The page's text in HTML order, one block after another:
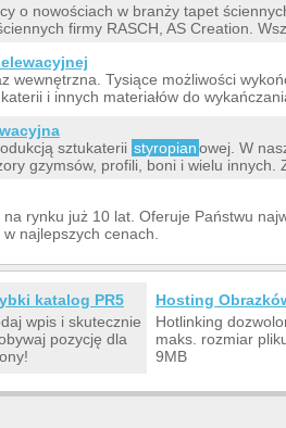
o nowościach w branży tapet
firmy RASCH, AS Creation.
wewnętrzna. Tysiące możliwości
i innych materiałów do
sztukaterii styropianowej. W
gzymsów, profili, boni i wielu innych.
na rynku już 10 lat. Oferuje Państwu
najlepszych cenach.
katalog PR5
wpis i skutecznie
pozycję dla
Hosting
Hotlinking
maks. rozmiar
9MB